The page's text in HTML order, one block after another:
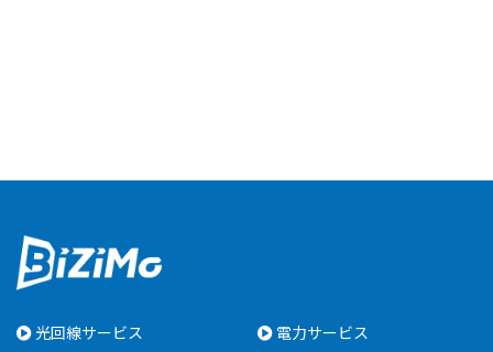
光回線サービス 電力サービス